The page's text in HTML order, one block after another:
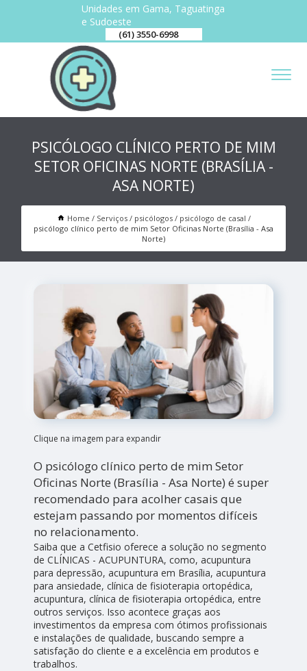
Unidades em Gama, Taguatinga
e Sudoeste
(61) 3550-6998
PSICÓLOGO CLÍNICO PERTO DE MIM
SETOR OFICINAS NORTE (BRASÍLIA -
ASA NORTE)
Home Serviços psicólogos
psicólogo de casal
psicólogo clínico perto de mim Setor Oficinas Norte (Brasília - Asa
Norte)
Clique na imagem para expandir
O psicólogo clínico perto de mim Setor
Oficinas Norte (Brasília - Asa Norte) é super
recomendado para acolher casais que
estejam passando por momentos difíceis
no relacionamento.
Saiba que a Cetfisio oferece a solução no segmento
de CLÍNICAS - ACUPUNTURA, como, acupuntura
para depressão, acupuntura em Brasília, acupuntura
para ansiedade, clínica de fisioterapia ortopédica,
acupuntura, clínica de fisioterapia ortopédica, entre
outros serviços. Isso acontece graças aos
investimentos da empresa com ótimos profissionais
e instalações de qualidade, buscando sempre a
satisfação do cliente e a excelência em produtos e
trabalhos.